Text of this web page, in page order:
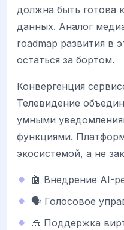
должна быть готова
данных. Аналог
roadmap развития в
остаться за бортом.
Конвергенция
Телевидение
умными
функциями.
экосистемой, а не
🤖 Внедрение AI-
🗣️ Голосовое
🥽 Поддержка